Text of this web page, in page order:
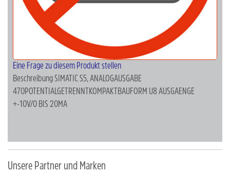
Eine Frage zu diesem Produkt stellen
BeschreibungSIMATIC S5, ANALOGAUSGABE
470POTENTIALGETRENNTKOMPAKTBAUFORM U8 AUSGAENGE
+-10V/0 BIS 20MA
Unsere Partner und Marken